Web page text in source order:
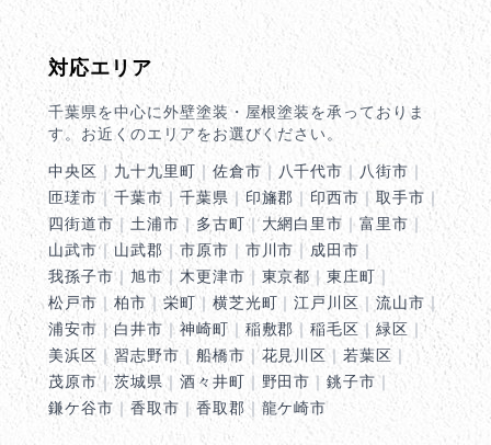
対応エリア
千葉県を中心に外壁塗装・屋根塗装を承っておりま
す。お近くのエリアをお選びください。
中央区 ｜ 九十九里町 ｜ 佐倉市 ｜ 八千代市 ｜ 八街市 ｜
匝瑳市 ｜千葉市｜ 千葉県 ｜ 印旛郡 ｜ 印西市 ｜取手市 ｜
四街道市 ｜ 土浦市 ｜多古町｜大網白里市 ｜富里市 ｜
山武市｜ 山武郡｜市原市 ｜ 市川市 ｜ 成田市 ｜
我孫子市｜ 旭市｜木更津市 ｜ 東京都 ｜東庄町 ｜
松戸市 ｜ 柏市 ｜ 栄町｜ 横芝光町 ｜江戸川区｜流山市 ｜
浦安市 ｜白井市 ｜ 神崎町 ｜ 稲敷郡 ｜稲毛区 ｜緑区 ｜
美浜区 ｜ 習志野市 ｜ 船橋市 ｜花見川区 ｜若葉区 ｜
茂原市｜茨城県｜ 酒々井町 ｜ 野田市 ｜銚子市 ｜
鎌ケ谷市 ｜ 香取市 ｜ 香取郡 ｜ 龍ケ崎市